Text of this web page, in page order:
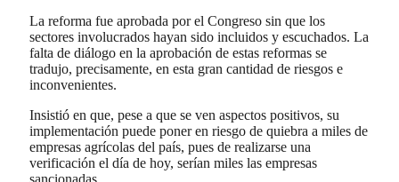
La reforma fue aprobada por el Congreso sin que los
sectores involucrados hayan sido incluidos y escuchados. La
falta de diálogo en la aprobación de estas reformas se
tradujo, precisamente, en esta gran cantidad de riesgos e
inconvenientes.
Insistió en que, pese a que se ven aspectos positivos, su
implementación puede poner en riesgo de quiebra a miles de
empresas agrícolas del país, pues de realizarse una
verificación el día de hoy, serían miles las empresas
sancionadas.